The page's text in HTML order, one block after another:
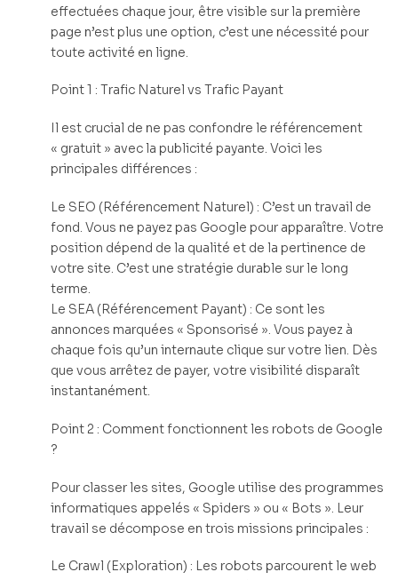
effectuées chaque jour, être visible sur la première
page n’est plus une option, c’est une nécessité pour
toute activité en ligne.
Point 1 : Trafic Naturel vs Trafic Payant
Il est crucial de ne pas confondre le référencement
« gratuit » avec la publicité payante. Voici les
principales différences :
Le SEO (Référencement Naturel) : C’est un travail de
fond. Vous ne payez pas Google pour apparaître. Votre
position dépend de la qualité et de la pertinence de
votre site. C’est une stratégie durable sur le long
terme.
Le SEA (Référencement Payant) : Ce sont les
annonces marquées « Sponsorisé ». Vous payez à
chaque fois qu’un internaute clique sur votre lien. Dès
que vous arrêtez de payer, votre visibilité disparaît
instantanément.
Point 2 : Comment fonctionnent les robots de Google
?
Pour classer les sites, Google utilise des programmes
informatiques appelés « Spiders » ou « Bots ». Leur
travail se décompose en trois missions principales :
Le Crawl (Exploration) : Les robots parcourent le web